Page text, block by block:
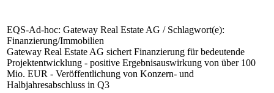
EQS-Ad-hoc: Gateway Real Estate AG / Schlagwort(e):
Finanzierung/Immobilien
Gateway Real Estate AG sichert Finanzierung für bedeutende
Projektentwicklung - positive Ergebnisauswirkung von über 100
Mio. EUR - Veröffentlichung von Konzern- und
Halbjahresabschluss in Q3